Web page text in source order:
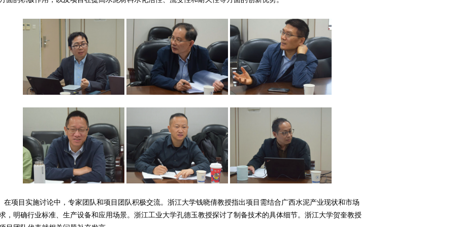
目实施讨论中，专家团队和项目团队积极交流。浙江大学钱晓倩教授指出项目需结合广西水泥产业现状和市场
，明确行业标准、生产设备和应用场景。浙江工业大学孔德玉教授探讨了制备技术的具体细节。浙江大学贺奎教授